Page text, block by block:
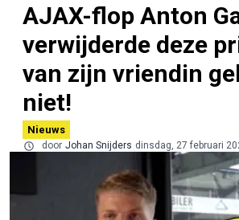
AJAX-flop Anton
verwijderde deze
van zijn vriendin
niet!
Nieuws
door Johan Snijders dinsdag, 27 februari